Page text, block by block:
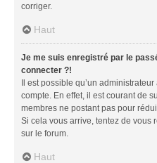
corriger.
Haut
Je me suis enregistré par le
connecter ?!
Il est possible qu’un
compte. En effet, il est courant de
membres ne postant pas pour
Si cela vous arrive, tentez de vous
sur le forum.
Haut